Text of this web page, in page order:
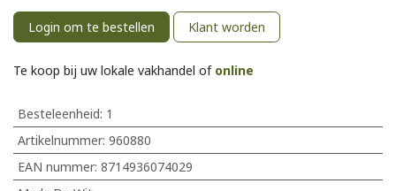
Login om te bestellen Klant worden
Te koop bij uw lokale vakhandel of online
Besteleenheid: 1
Artikelnummer: 960880
EAN nummer: 8714936074029